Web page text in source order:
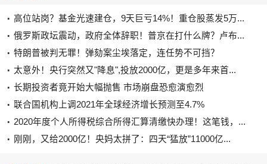
高位站岗？基金光速建仓，9天巨亏14%！重仓股蒸发5万...
俄罗斯政坛震动，政府全体辞职！普京在打什么牌？卢布...
特朗普被判无罪！弹劾案尘埃落定，连任势不可挡？
太意外！央行突然又"降息",投放2000亿，更是多年来首...
长期投资者竟开始大幅抛售 市场崩盘恐愈演愈烈
联合国机构上调2021年全球经济增长预测至4.7%
2020年度个人所得税综合所得汇算清缴快办理！这笔钱，...
刚刚，又给2000亿！央妈太拼了：四天“猛放”11000亿...